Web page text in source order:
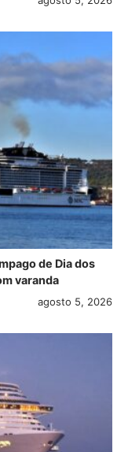
de Dia dos
varanda
agosto 5, 2026